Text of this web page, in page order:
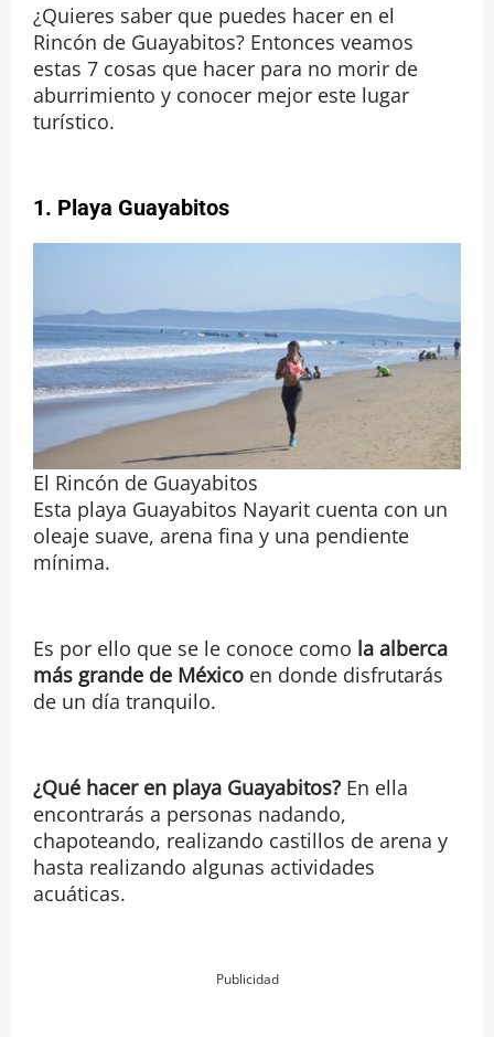
¿Quieres saber que puedes hacer en el
Rincón de Guayabitos? Entonces veamos
estas 7 cosas que hacer para no morir de
aburrimiento y conocer mejor este lugar
turístico.
1. Playa Guayabitos
El Rincón de Guayabitos
Esta playa Guayabitos Nayarit cuenta con un
oleaje suave, arena fina y una pendiente
mínima.
Es por ello que se le conoce como la alberca
más grande de Méxicoen donde disfrutarás
de un día tranquilo.
¿Qué hacer en playa Guayabitos?En ella
encontrarás a personas nadando,
chapoteando, realizando castillos de arena y
hasta realizando algunas actividades
acuáticas.
Publicidad